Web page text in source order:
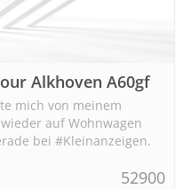
Alkhoven A60gf
mich von meinem
auf Wohnwagen
bei #Kleinanzeigen.
52900